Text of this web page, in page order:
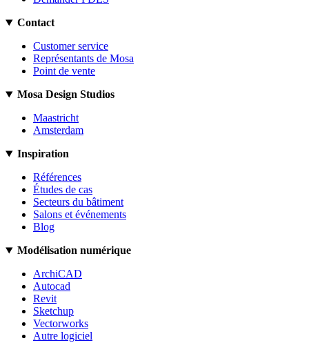
Contact
Customer service
Représentants de Mosa
Point de vente
Mosa Design Studios
Maastricht
Amsterdam
Inspiration
Références
Études de cas
Secteurs du bâtiment
Salons et événements
Blog
Modélisation numérique
ArchiCAD
Autocad
Revit
Sketchup
Vectorworks
Autre logiciel